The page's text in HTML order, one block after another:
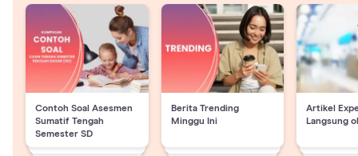
Contoh Soal Asesmen
Sumatif Tengah
Semester SD
Berita Trending
Minggu Ini
Artikel
Langsung